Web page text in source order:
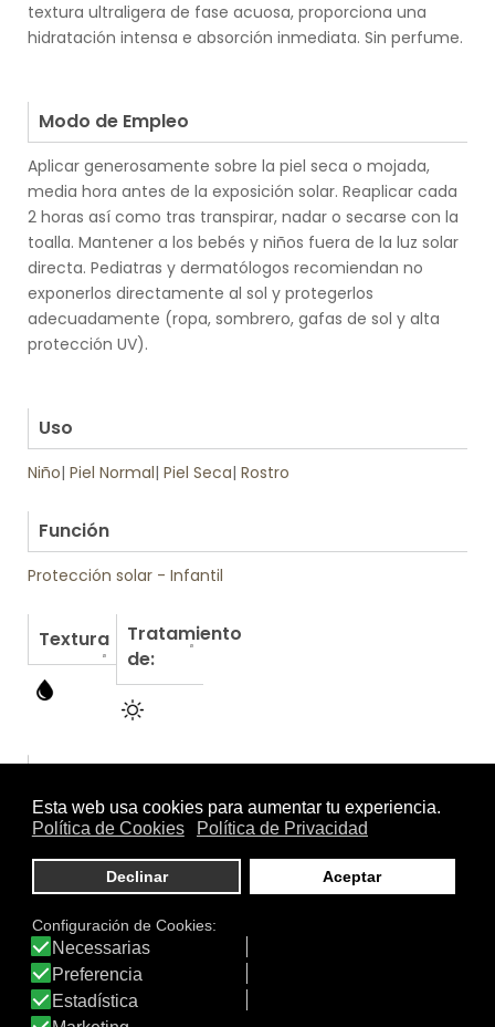
textura ultraligera de fase acuosa, proporciona una
hidratación intensa e absorción inmediata. Sin perfume.
Modo de Empleo
Aplicar generosamente sobre la piel seca o mojada,
media hora antes de la exposición solar. Reaplicar cada
2 horas así como tras transpirar, nadar o secarse con la
toalla. Mantener a los bebés y niños fuera de la luz solar
directa. Pediatras y dermatólogos recomiendan no
exponerlos directamente al sol y protegerlos
adecuadamente (ropa, sombrero, gafas de sol y alta
protección UV).
Uso
Niño| Piel Normal| Piel Seca| Rostro
Función
Protección solar - Infantil
Textura
Tratamiento
de: